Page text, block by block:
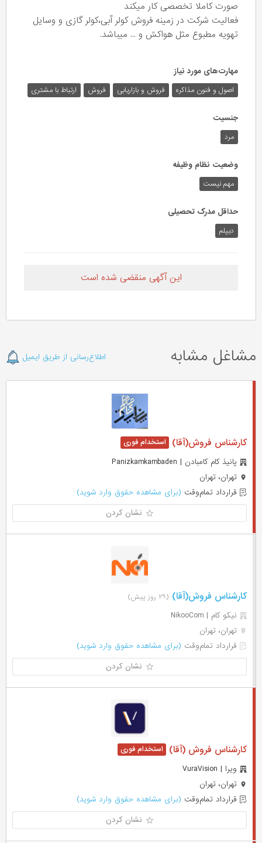
صورت کاملا تخصصی کار میکند
فعالیت شرکت در زمینه فروش کولر آبی،کولر گازی و وسایل
تهویه مطبوع مثل هواکش و ..‌. میباشد.
مهارت‌های مورد نیاز
اصول و فنون مذاکره فروش و بازاریابی فروش ارتباط با مشتری
جنسیت
مرد
وضعیت نظام وظیفه
مهم‌ نیست
حداقل مدرک تحصیلی
دیپلم
این آگهی منقضی شده است
مشاغل مشابه اطلاع‌رسانی از طریق ایمیل
کارشناس فروش(آقا)
پانیذ کام کامبادن | Panizkamkambaden
تهران، تهران
قرارداد تمام‌وقت (برای مشاهده حقوق وارد شوید)
نشان کردن
کارشناس فروش(آقا) (۲۹ روز پیش)
نیکو کام | NikooCom
تهران، تهران
قرارداد تمام‌وقت (برای مشاهده حقوق وارد شوید)
نشان کردن
کارشناس فروش (آقا)
ویرا | VuraVision
تهران، تهران
قرارداد تمام‌وقت (برای مشاهده حقوق وارد شوید)
نشان کردن